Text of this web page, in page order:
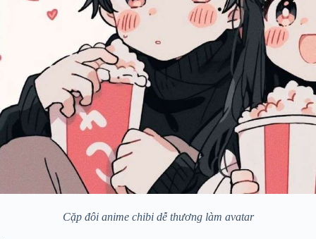
Cặp đôi anime chibi dễ thương làm avatar